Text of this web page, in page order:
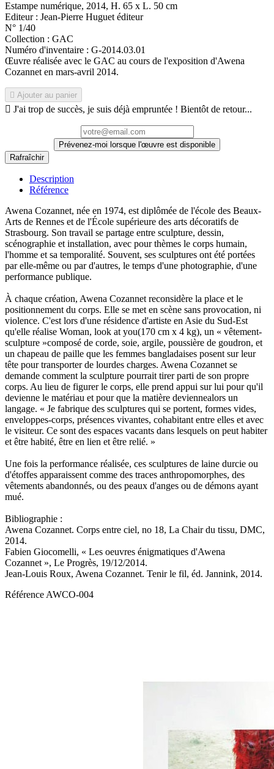
Estampe numérique, 2014, H. 65 x L. 50 cm
Editeur : Jean-Pierre Huguet éditeur
N° 1/40
Collection : GAC
Numéro d'inventaire : G-2014.03.01
Œuvre réalisée avec le GAC au cours de l'exposition d'Awena
Cozannet en mars-avril 2014.
 Ajouter au panier
 J'ai trop de succès, je suis déjà empruntée ! Bientôt de retour...
Prévenez-moi lorsque l'œuvre est disponible
Description
Référence
Awena Cozannet, née en 1974, est diplômée de l'école des Beaux-
Arts de Rennes et de l'École supérieure des arts décoratifs de
Strasbourg. Son travail se partage entre sculpture, dessin,
scénographie et installation, avec pour thèmes le corps humain,
l'homme et sa temporalité. Souvent, ses sculptures ont été portées
par elle-même ou par d'autres, le temps d'une photographie, d'une
performance publique.
À chaque création, Awena Cozannet reconsidère la place et le
positionnement du corps. Elle se met en scène sans provocation, ni
violence. C'est lors d'une résidence d'artiste en Asie du Sud-Est
qu'elle réalise Woman, look at you(170 cm x 4 kg), un « vêtement-
sculpture »composé de corde, soie, argile, poussière de goudron, et
un chapeau de paille que les femmes bangladaises posent sur leur
tête pour transporter de lourdes charges. Awena Cozannet se
demande comment la sculpture pourrait tirer parti de son propre
corps. Au lieu de figurer le corps, elle prend appui sur lui pour qu'il
devienne le matériau et pour que la matière deviennealors un
langage. « Je fabrique des sculptures qui se portent, formes vides,
enveloppes-corps, présences vivantes, cohabitant entre elles et avec
le visiteur. Ce sont des espaces vacants dans lesquels on peut habiter
et être habité, être en lien et être relié. »
Une fois la performance réalisée, ces sculptures de laine durcie ou
d'étoffes apparaissent comme des traces anthropomorphes, des
vêtements abandonnés, ou des peaux d'anges ou de démons ayant
mué.
Bibliographie :
Awena Cozannet. Corps entre ciel, no 18, La Chair du tissu, DMC,
2014.
Fabien Giocomelli, « Les oeuvres énigmatiques d'Awena
Cozannet », Le Progrès, 19/12/2014.
Jean-Louis Roux, Awena Cozannet. Tenir le fil, éd. Jannink, 2014.
RéférenceAWCO-004